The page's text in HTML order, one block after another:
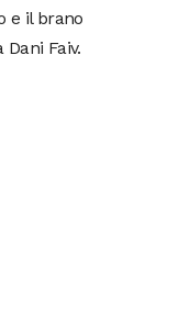
e il brano
Faiv.